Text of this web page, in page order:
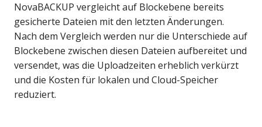
NovaBACKUP vergleicht auf Blockebene bereits
gesicherte Dateien mit den letzten Änderungen.
Nach dem Vergleich werden nur die Unterschiede auf
Blockebene zwischen diesen Dateien aufbereitet und
versendet, was die Uploadzeiten erheblich verkürzt
und die Kosten für lokalen und Cloud-Speicher
reduziert.